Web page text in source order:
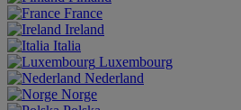
France
Ireland
Italia
Luxembourg
Nederland
Norge